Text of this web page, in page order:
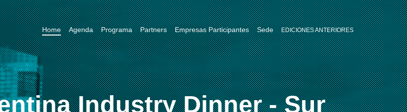
Home Agenda Programa Partners Empresas Participantes Sede EDICIONES ANTERIORES
Industry Dinner - Sur